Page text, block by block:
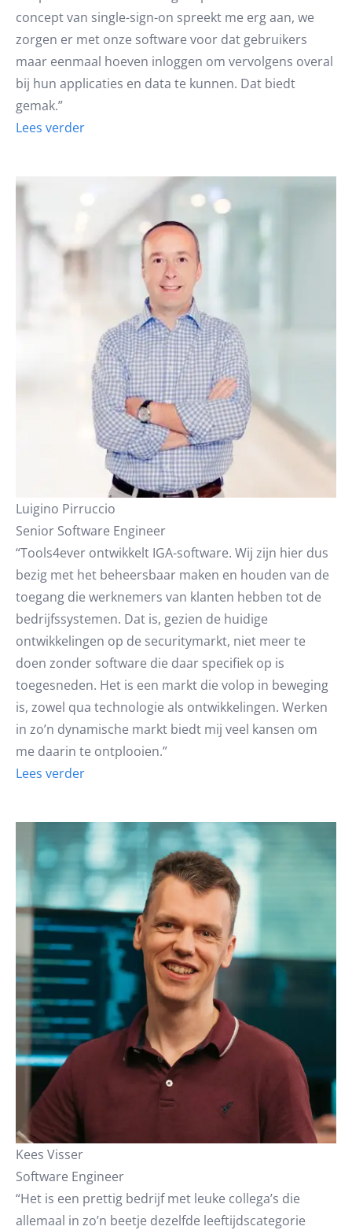
concept van single-sign-on spreekt me erg aan, we
zorgen er met onze software voor dat gebruikers
maar eenmaal hoeven inloggen om vervolgens overal
bij hun applicaties en data te kunnen. Dat biedt
gemak.”
Lees verder
Luigino Pirruccio
Senior Software Engineer
“Tools4ever ontwikkelt IGA-software. Wij zijn hier dus
bezig met het beheersbaar maken en houden van de
toegang die werknemers van klanten hebben tot de
bedrijfssystemen. Dat is, gezien de huidige
ontwikkelingen op de securitymarkt, niet meer te
doen zonder software die daar specifiek op is
toegesneden. Het is een markt die volop in beweging
is, zowel qua technologie als ontwikkelingen. Werken
in zo’n dynamische markt biedt mij veel kansen om
me daarin te ontplooien.”
Lees verder
Kees Visser
Software Engineer
“Het is een prettig bedrijf met leuke collega’s die
allemaal in zo’n beetje dezelfde leeftijdscategorie